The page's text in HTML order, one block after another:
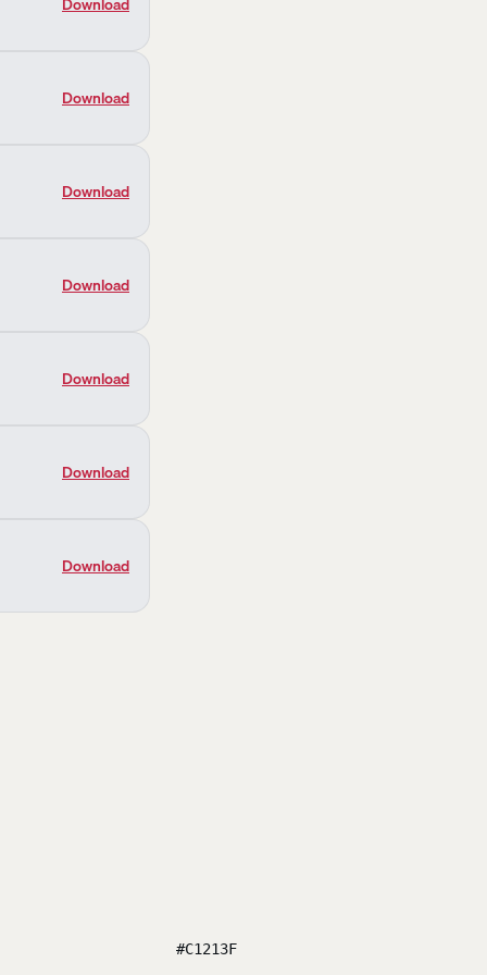
Download
Download
Download
Download
Download
Download
#C1213F